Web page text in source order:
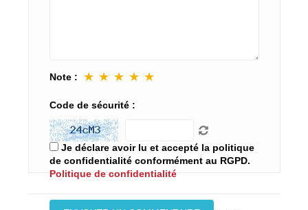
Note : ★ ★ ★ ★ ★
Code de sécurité :
Je déclare avoir lu et accepté la politique
de confidentialité conformément au RGPD.
Politique de confidentialité